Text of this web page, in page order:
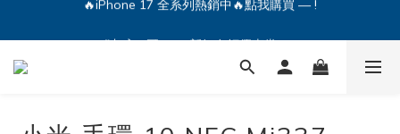
🔥iPhone 17 全系列熱銷中🔥點我購買 — !